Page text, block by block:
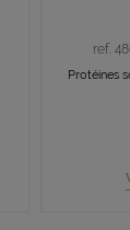
ref.
Protéines